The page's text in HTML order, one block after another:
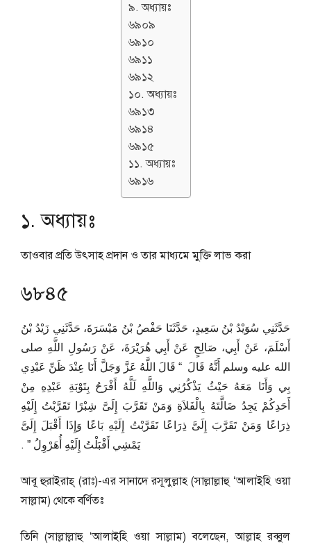
৯. অধ্যায়ঃ
৬৯০৯
৬৯১০
৬৯১১
৬৯১২
১০. অধ্যায়ঃ
৬৯১৩
৬৯১৪
৬৯১৫
১১. অধ্যায়ঃ
৬৯১৬
১. অধ্যায়ঃ
তাওবার প্রতি উৎসাহ প্রদান ও তার মাধ্যমে মুক্তি লাভ করা
৬৮৪৫
حَدَّثَنِي سُوَيْدُ بْنُ سَعِيدٍ، حَدَّثَنَا حَفْصُ بْنُ مَيْسَرَةَ، حَدَّثَنِي زَيْدُ بْنُ
أَسْلَمَ، عَنْ أَبِي، صَالِحٍ عَنْ أَبِي هُرَيْرَةَ، عَنْ رَسُولِ اللَّهِ صلى
الله عليه وسلم أَنَّهُ قَالَ ‏ “‏ قَالَ اللَّهُ عَزَّ وَجَلَّ أَنَا عِنْدَ ظَنِّ عَبْدِي
بِي وَأَنَا مَعَهُ حَيْثُ يَذْكُرُنِي وَاللَّهِ لَلَّهُ أَفْرَحُ بِتَوْبَةِ عَبْدِهِ مِنْ
أَحَدِكُمْ يَجِدُ ضَالَّتَهُ بِالْفَلاَةِ وَمَنْ تَقَرَّبَ إِلَىَّ شِبْرًا تَقَرَّبْتُ إِلَيْهِ
ذِرَاعًا وَمَنْ تَقَرَّبَ إِلَىَّ ذِرَاعًا تَقَرَّبْتُ إِلَيْهِ بَاعًا وَإِذَا أَقْبَلَ إِلَىَّ
يَمْشِي أَقْبَلْتُ إِلَيْهِ أُهَرْوِلُ ‏”‏ ‏.‏
আবূ হুরাইরাহ্ (রাঃ)-এর সানাদে রসূলুল্লাহ (সাল্লাল্লাহু ‘আলাইহি ওয়া
সাল্লাম) থেকে বর্ণিতঃ
তিনি (সাল্লাল্লাহু ‘আলাইহি ওয়া সাল্লাম) বলেছেন, আল্লাহ রব্বুল